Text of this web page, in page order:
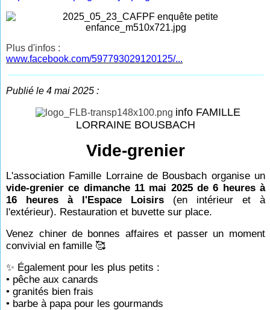
Plus d'infos :
www.facebook.com/597793029120125/...
Publié le 4 mai 2025 :
info FAMILLE
LORRAINE BOUSBACH
Vide-grenier
L'association Famille Lorraine de Bousbach organise un
vide-grenier ce dimanche 11 mai 2025 de 6 heures à
16 heures à l'Espace Loisirs (en intérieur et à
l'extérieur). Restauration et buvette sur place.
Venez chiner de bonnes affaires et passer un moment
convivial en famille 🥰
✨ Également pour les plus petits :
• pêche aux canards
• granités bien frais
• barbe à papa pour les gourmands